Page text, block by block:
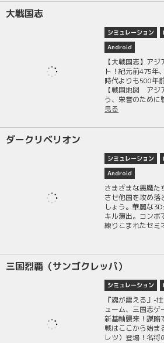
大戦国志
シミュレーション
Android
【大戦国志】ア
ト！紀元前475年
時代よりも500年
【戦国地図 アジ
う、栄誉のために
見る
ダークリベリオン
シミュレーション
Android
さまざまな悪魔た
させ他国を攻め落
しょう。華麗な
キル演出。コンボ
練りこまれたセミ
三国烈覇（サンゴクレッパ）
シミュレーション
『魂が震える』-
ューム、三国志
新基軸襲来！謀略
戦はここから始ま
レツ）登場！名将